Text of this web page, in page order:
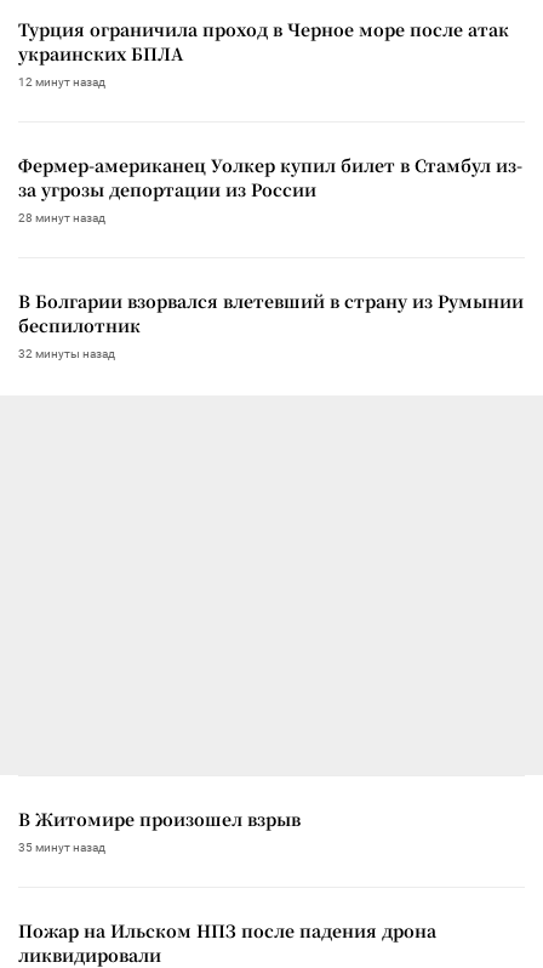
Турция ограничила проход в Черное море после атак
украинских БПЛА
12 минут назад
Фермер-американец Уолкер купил билет в Стамбул из-
за угрозы депортации из России
28 минут назад
В Болгарии взорвался влетевший в страну из Румынии
беспилотник
32 минуты назад
В Житомире произошел взрыв
35 минут назад
Пожар на Ильском НПЗ после падения дрона
ликвидировали